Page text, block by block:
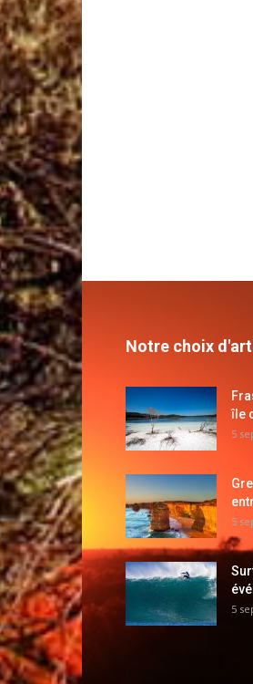
Notre choix
île
5
5
5